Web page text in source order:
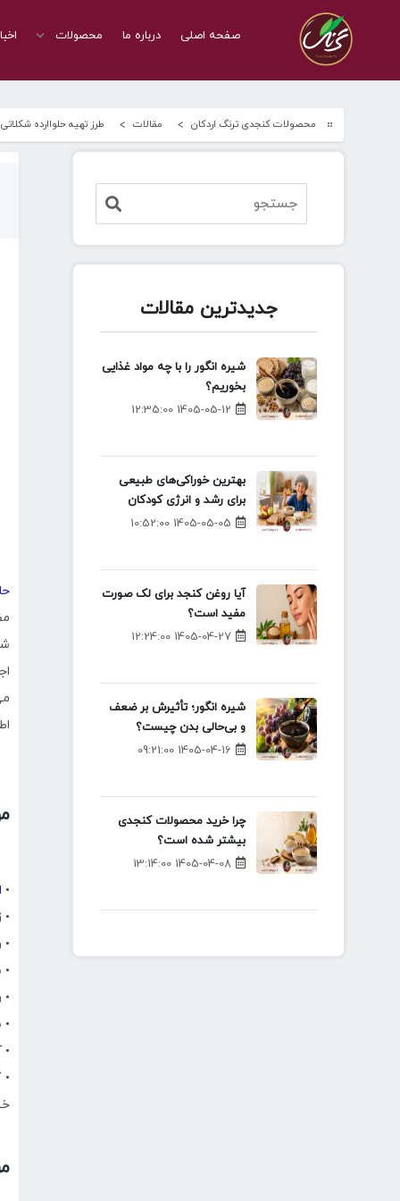
صفحه اصلی درباره ما محصولات
محصولات کنجدی ترنگ اردکان مقالات طرز تهیه حلواارده شکلاتی
•
•
•
•
•
•
•
جدیدترین مقالات
شیره انگور را با چه مواد غذایی
بخوریم؟
1405-05-12 12:35:00
بهترین خوراکی‌های طبیعی
برای رشد و انرژی کودکان
1405-05-05 10:52:00
آیا روغن کنجد برای لک صورت
مفید است؟
1405-04-27 12:24:00
شیره انگور؛ تأثیرش بر ضعف
و بی‌حالی بدن چیست؟
1405-04-16 09:21:00
چرا خرید محصولات کنجدی
بیشتر شده است؟
1405-04-08 13:14:00